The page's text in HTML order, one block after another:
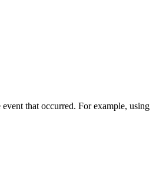
that occurred. For example, using